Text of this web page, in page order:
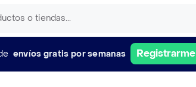
envíos gratis por semanas Registrarme